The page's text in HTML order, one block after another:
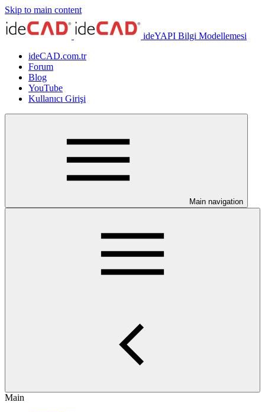
Skip to main content
ideYAPI Bilgi Modellemesi
ideCAD.com.tr
Forum
Blog
YouTube
Kullanıcı Girişi
Main navigation
Main